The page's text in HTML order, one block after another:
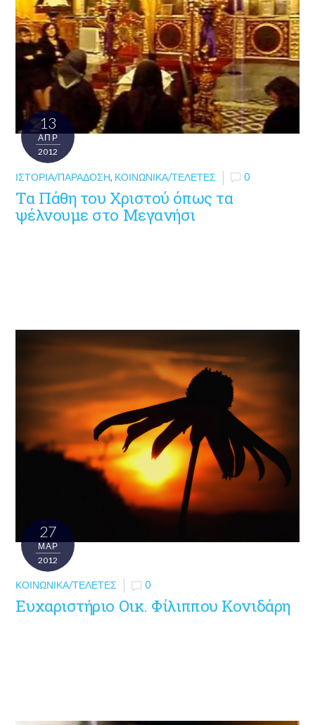
13
ΑΠΡ
2012
ΙΣΤΟΡΊΑ/ΠΑΡΆΔΟΣΗ, ΚΟΙΝΩΝΙΚΆ/ΤΕΛΕΤΈΣ 0
Τα Πάθη του Χριστού όπως τα
ψέλνουμε στο Μεγανήσι
27
ΜΑΡ
2012
ΚΟΙΝΩΝΙΚΆ/ΤΕΛΕΤΈΣ 0
Ευχαριστήριο Οικ. Φίλιππου Κονιδάρη